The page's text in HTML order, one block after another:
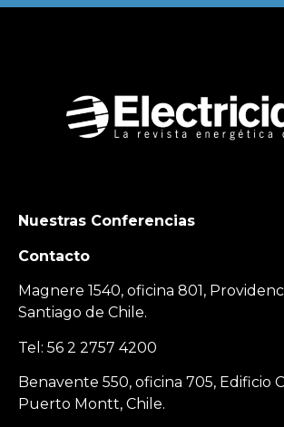
Nuestras Conferencias
Contacto
Magnere 1540, oficina 801,
Santiago de Chile.
Tel: 56 2 2757 4200
Benavente 550, oficina 705, Edificio
Puerto Montt, Chile.